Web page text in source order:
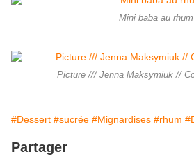
Mini baba au rhum
Picture /// Jenna Maksymiuk //
#Dessert #sucrée #Mignardises #rhum
Partager